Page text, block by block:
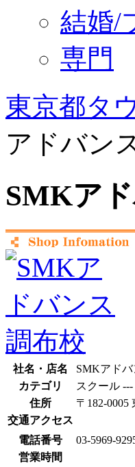
結婚/
専門
東京都タ
アドバン
SMKア
社名・店名
SMKアド
カテゴリ
スクール
住所
〒182-
交通アクセス
電話番号
03-5969-
営業時間